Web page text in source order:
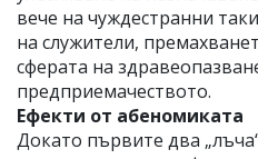
вече на чуждестранни
на служители,
сферата на
предприемачеството.
Ефекти от абеномиката
Докато първите два